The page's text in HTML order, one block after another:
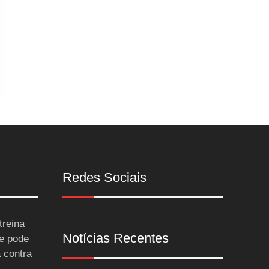
pode
contra
Redes Sociais
Notícias Recentes